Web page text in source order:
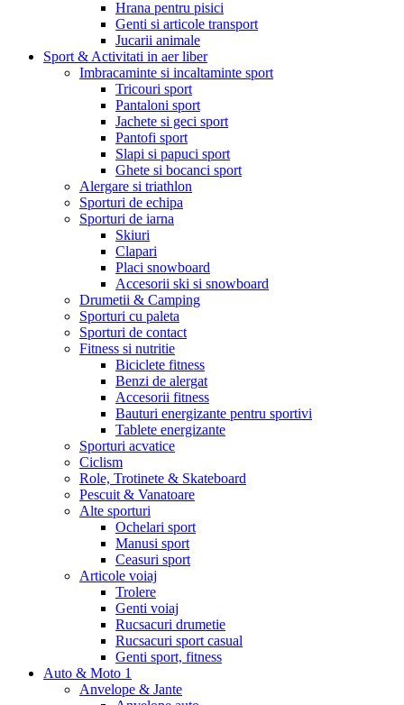
Hrana pentru pisici
Genti si articole transport
Jucarii animale
Sport & Activitati in aer liber
Imbracaminte si incaltaminte sport
Tricouri sport
Pantaloni sport
Jachete si geci sport
Pantofi sport
Slapi si papuci sport
Ghete si bocanci sport
Alergare si triathlon
Sporturi de echipa
Sporturi de iarna
Skiuri
Clapari
Placi snowboard
Accesorii ski si snowboard
Drumetii & Camping
Sporturi cu paleta
Sporturi de contact
Fitness si nutritie
Biciclete fitness
Benzi de alergat
Accesorii fitness
Bauturi energizante pentru sportivi
Tablete energizante
Sporturi acvatice
Ciclism
Role, Trotinete & Skateboard
Pescuit & Vanatoare
Alte sporturi
Ochelari sport
Manusi sport
Ceasuri sport
Articole voiaj
Trolere
Genti voiaj
Rucsacuri drumetie
Rucsacuri sport casual
Genti sport, fitness
Auto & Moto 1
Anvelope & Jante